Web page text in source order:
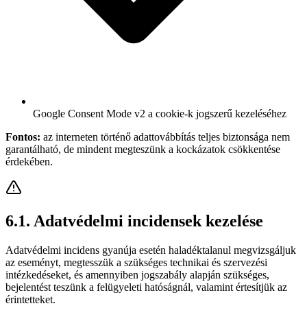
Google Consent Mode v2 a cookie-k jogszerű kezeléséhez
Fontos: az interneten történő adattovábbítás teljes biztonsága nem
garantálható, de mindent megteszünk a kockázatok csökkentése
érdekében.
6.1. Adatvédelmi incidensek kezelése
Adatvédelmi incidens gyanúja esetén haladéktalanul megvizsgáljuk
az eseményt, megtesszük a szükséges technikai és szervezési
intézkedéseket, és amennyiben jogszabály alapján szükséges,
bejelentést teszünk a felügyeleti hatóságnál, valamint értesítjük az
érintetteket.